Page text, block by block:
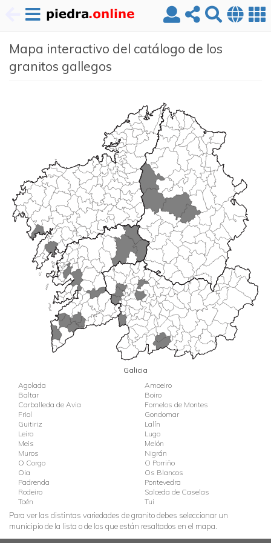
contenido
principal
Mapa interactivo del catálogo de los
granitos gallegos
Galicia
Agolada
Amoeiro
Baltar
Boiro
Carballeda de Avia
Fornelos de Montes
Friol
Gondomar
Guitiriz
Lalín
Leiro
Lugo
Meis
Melón
Muros
Nigrán
O Corgo
O Porriño
Oia
Os Blancos
Padrenda
Pontevedra
Rodeiro
Salceda de Caselas
Toén
Tui
Para ver las distintas variedades de granito debes seleccionar un
municipio de la lista o de los que están resaltados en el mapa.